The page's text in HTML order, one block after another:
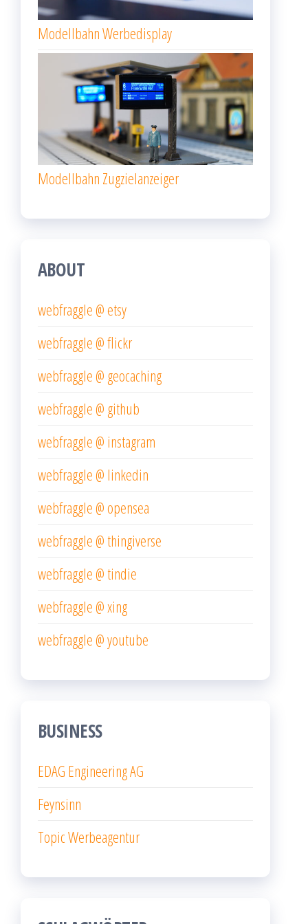
Modellbahn Werbedisplay
Modellbahn Zugzielanzeiger
ABOUT
webfraggle @ etsy
webfraggle @ flickr
webfraggle @ geocaching
webfraggle @ github
webfraggle @ instagram
webfraggle @ linkedin
webfraggle @ opensea
webfraggle @ thingiverse
webfraggle @ tindie
webfraggle @ xing
webfraggle @ youtube
BUSINESS
EDAG Engineering AG
Feynsinn
Topic Werbeagentur